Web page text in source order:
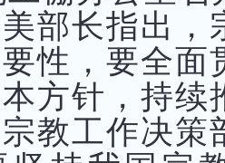
美部长指出，
性，要全面
方针，持续
教工作决策